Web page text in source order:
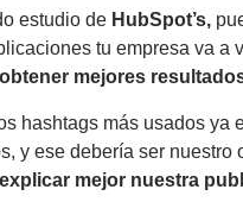
estudio de HubSpot’s,
tu empresa va a
mejores
hashtags más usados ya
y ese debería ser
mejor nuestra